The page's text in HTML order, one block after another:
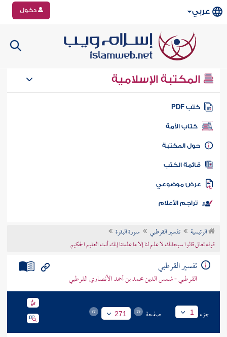
عربي دخول
المكتبة الإسلامية
كتب PDF
كتاب الأمة
المكتبة
الكتب
موضوعي
تراجم الأعلام
الرئيسية تفسير القرطبي
سورة البقرة
قوله تعالى قالوا سبحانك لا علم لنا إلا ما علمتنا إنك أنت العليم الحكيم
تفسير القرطبي
القرطبي - شمس الدين محمد بن أحمد الأنصاري القرطبي
جزء 1 صفحة 271